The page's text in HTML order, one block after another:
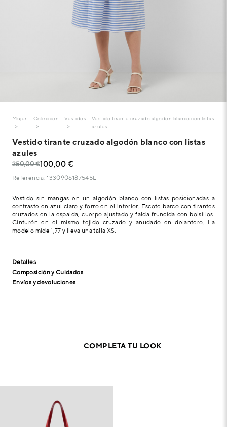
Mujer Colección Vestidos
Vestido tirante cruzado algodón blanco con listas
azules
Vestido tirante cruzado algodón blanco con listas
azules
250,00 €100,00 €
Referencia: 1330906187545L
Vestido sin mangas en un algodón blanco con listas posicionadas a
contraste en azul claro y forro en el interior. Escote barco con tirantes
cruzados en la espalda, cuerpo ajustado y falda fruncida con bolsillos.
Cinturón en el mismo tejido cruzado y anudado en delantero. La
modelo mide 1,77 y lleva una talla XS.
Detalles
Composición y Cuidados
Envíos y devoluciones
COMPLETA TU LOOK